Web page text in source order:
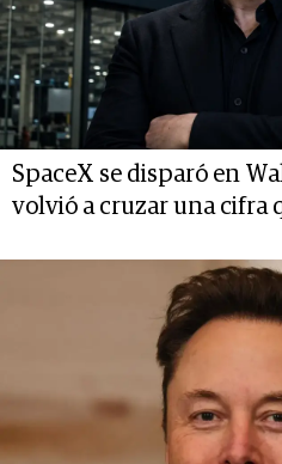
SpaceX se disparó en
volvió a cruzar una cifra